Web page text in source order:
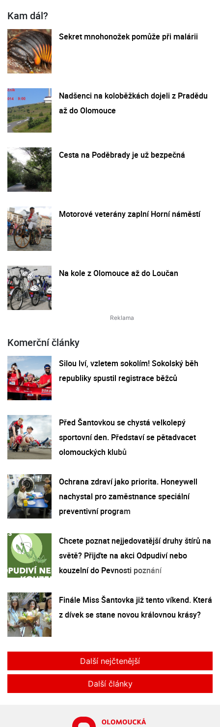
Kam dál?
Sekret mnohonožek pomůže při malárii
Nadšenci na koloběžkách dojeli z Pradědu
až do Olomouce
Cesta na Poděbrady je už bezpečná
Motorové veterány zaplní Horní náměstí
Na kole z Olomouce až do Loučan
Komerční články
Silou lví, vzletem sokolím! Sokolský běh
republiky spustil registrace běžců
Před Šantovkou se chystá velkolepý
sportovní den. Představí se pětadvacet
olomouckých klubů
Ochrana zdraví jako priorita. Honeywell
nachystal pro zaměstnance speciální
preventivní program
Chcete poznat nejjedovatější druhy štírů na
světě? Přijďte na akci Odpudiví nebo
kouzelní do Pevnosti poznání
Finále Miss Šantovka již tento víkend. Která
z dívek se stane novou královnou krásy?
Další nejčtenější
Další články